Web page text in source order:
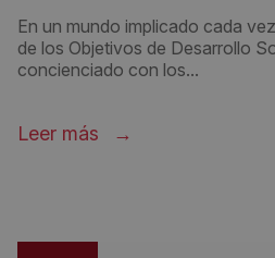
En un mundo implicado cada
de los Objetivos de Desarrollo
concienciado con los...
Leer más